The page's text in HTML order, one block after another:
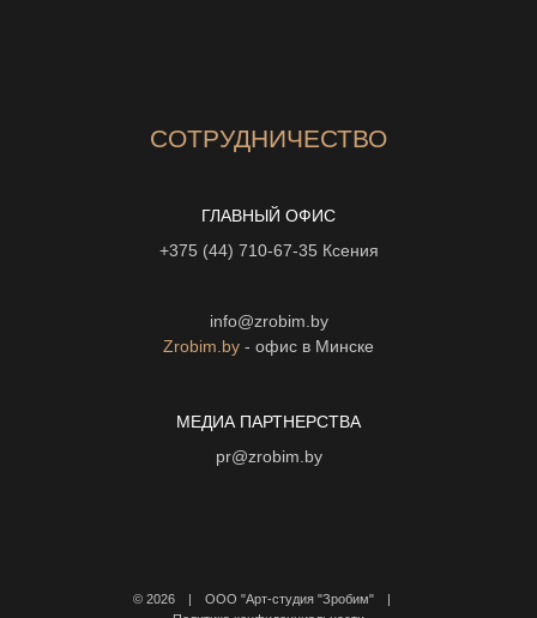
СОТРУДНИЧЕСТВО
ГЛАВНЫЙ ОФИС
+375 (44) 710-67-35 Ксения
info@zrobim.by
Zrobim.by - офис в Минске
МЕДИА ПАРТНЕРСТВА
pr@zrobim.by
© 2026 | ООО "Арт-студия "Зробим" |